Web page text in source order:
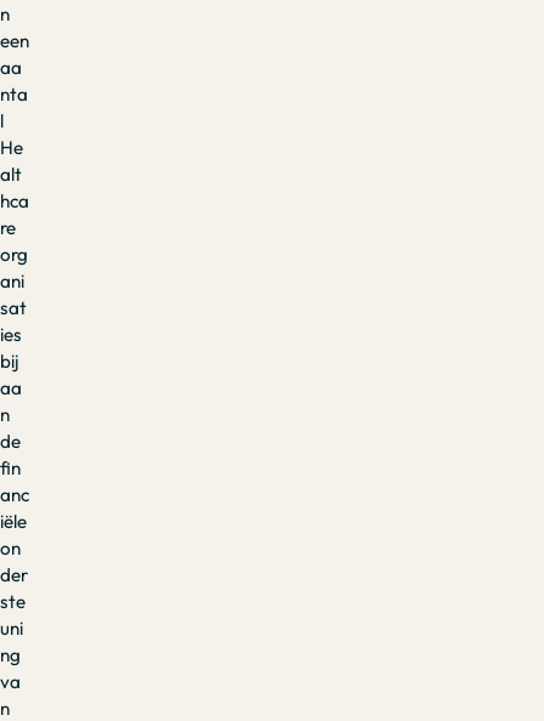
n
een
aa
nta
l
He
alt
hca
re
org
ani
sat
ies
bij
aa
n
de
fin
anc
iële
on
der
ste
uni
ng
va
n